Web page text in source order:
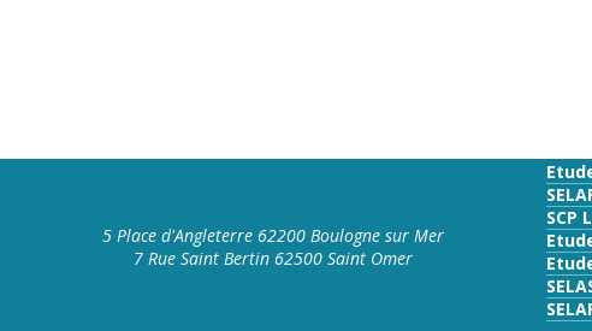
5 Place d'Angleterre 62200 Boulogne sur Mer
7 Rue Saint Bertin 62500 Saint Omer
SCP